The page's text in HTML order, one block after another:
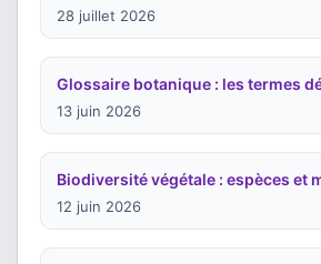
28 juillet 2026
Glossaire botanique : les termes
13 juin 2026
Biodiversité végétale : espèces et
12 juin 2026